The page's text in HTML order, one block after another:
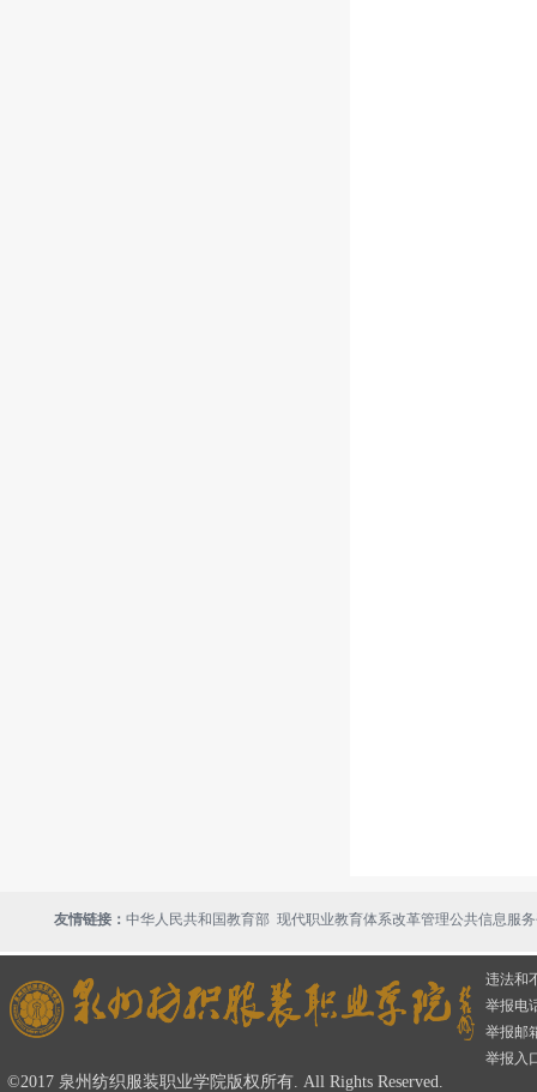
©2017 泉州纺织服装职业学院版权所有. All Rights Reserved.
违法和
举报电
举报邮
举报入
友情链接： 中华人民共和国教育部 现代职业教育体系改革管理公共信息服